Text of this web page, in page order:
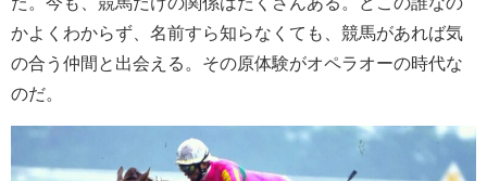
かよくわからず、名前すら知らなくても、競馬があれば気
の合う仲間と出会える。その原体験がオペラオーの時代な
のだ。